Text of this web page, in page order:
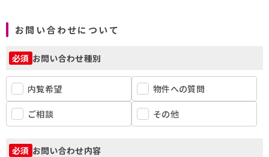
お問い合わせについて
必須 お問い合わせ種別
内覧希望 物件への質問
ご相談 その他
必須 お問い合わせ内容